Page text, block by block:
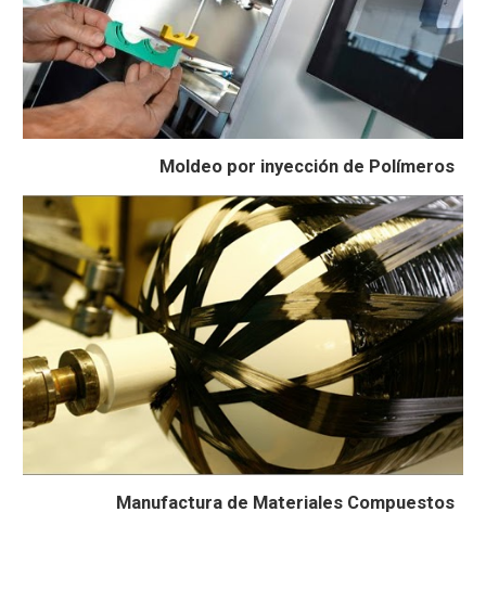
Moldeo por inyección de Polímeros
Manufactura de Materiales Compuestos